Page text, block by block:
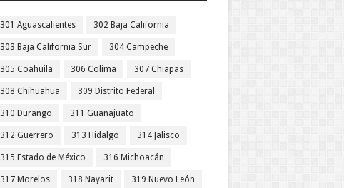
301 Aguascalientes 302 Baja California
303 Baja California Sur 304 Campeche
305 Coahuila 306 Colima 307 Chiapas
308 Chihuahua 309 Distrito Federal
310 Durango 311 Guanajuato
312 Guerrero 313 Hidalgo 314 Jalisco
315 Estado de México 316 Michoacán
317 Morelos 318 Nayarit 319 Nuevo León